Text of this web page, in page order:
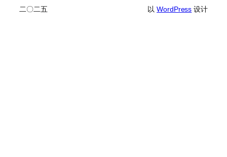
二〇二五 以WordPress 设计